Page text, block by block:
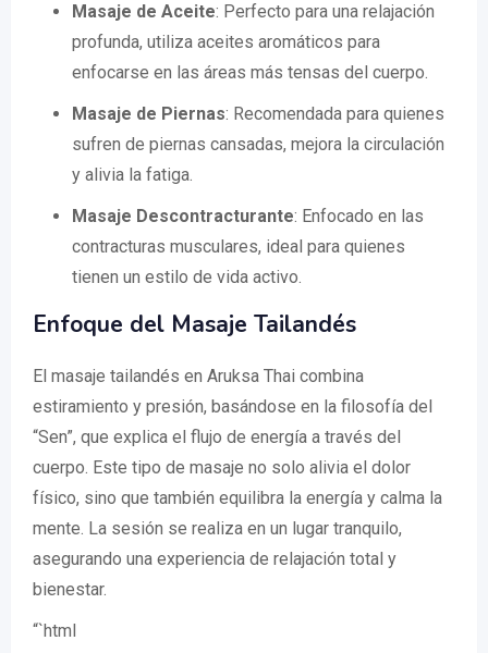
Masaje de Aceite: Perfecto para una relajación
profunda, utiliza aceites aromáticos para
enfocarse en las áreas más tensas del cuerpo.
Masaje de Piernas: Recomendada para quienes
sufren de piernas cansadas, mejora la circulación
y alivia la fatiga.
Masaje Descontracturante: Enfocado en las
contracturas musculares, ideal para quienes
tienen un estilo de vida activo.
Enfoque del Masaje Tailandés
El masaje tailandés en Aruksa Thai combina
estiramiento y presión, basándose en la filosofía del
“Sen”, que explica el flujo de energía a través del
cuerpo. Este tipo de masaje no solo alivia el dolor
físico, sino que también equilibra la energía y calma la
mente. La sesión se realiza en un lugar tranquilo,
asegurando una experiencia de relajación total y
bienestar.
“`html